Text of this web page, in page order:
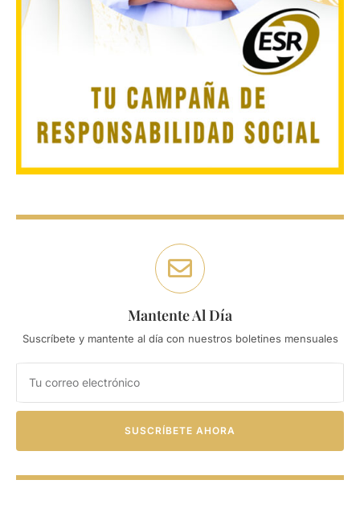
Mantente Al Día
Suscríbete y mantente al día con nuestros boletines mensuales
SUSCRÍBETE AHORA